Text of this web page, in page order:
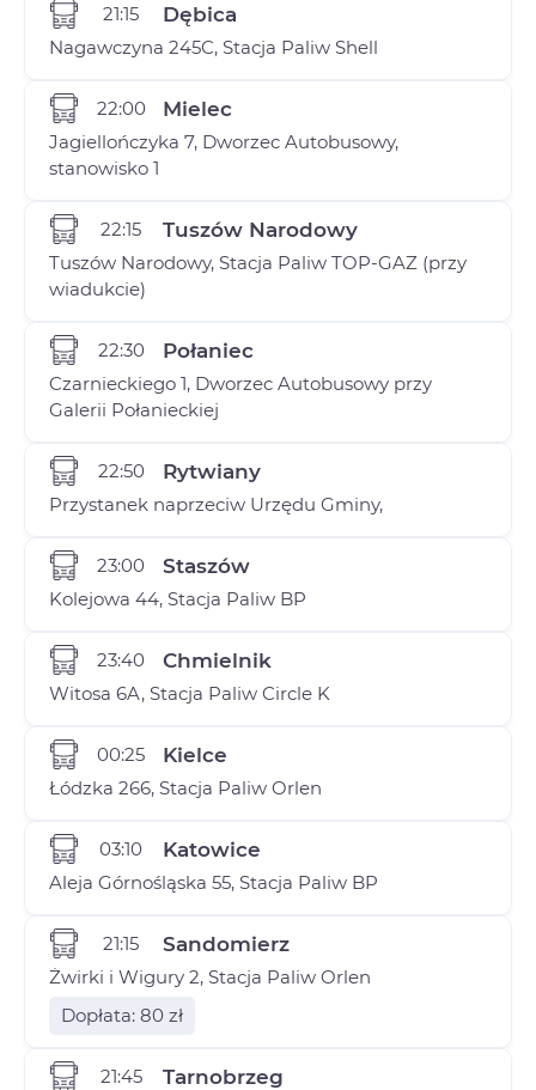
21:15 Dębica
Nagawczyna 245C, Stacja Paliw Shell
22:00 Mielec
Jagiellończyka 7, Dworzec Autobusowy,
stanowisko 1
22:15 Tuszów Narodowy
Tuszów Narodowy, Stacja Paliw TOP-GAZ (przy
wiadukcie)
22:30 Połaniec
Czarnieckiego 1, Dworzec Autobusowy przy
Galerii Połanieckiej
22:50 Rytwiany
Przystanek naprzeciw Urzędu Gminy,
23:00 Staszów
Kolejowa 44, Stacja Paliw BP
23:40 Chmielnik
Witosa 6A, Stacja Paliw Circle K
00:25 Kielce
Łódzka 266, Stacja Paliw Orlen
03:10 Katowice
Aleja Górnośląska 55, Stacja Paliw BP
21:15 Sandomierz
Żwirki i Wigury 2, Stacja Paliw Orlen
Dopłata: 80 zł
21:45 Tarnobrzeg